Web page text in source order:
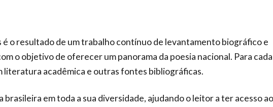
o resultado de um trabalho contínuo de levantamento biográfico e
o objetivo de oferecer um panorama da poesia nacional. Para cada
literatura acadêmica e outras fontes bibliográficas.
em toda a sua diversidade, ajudando o leitor a ter acesso ao